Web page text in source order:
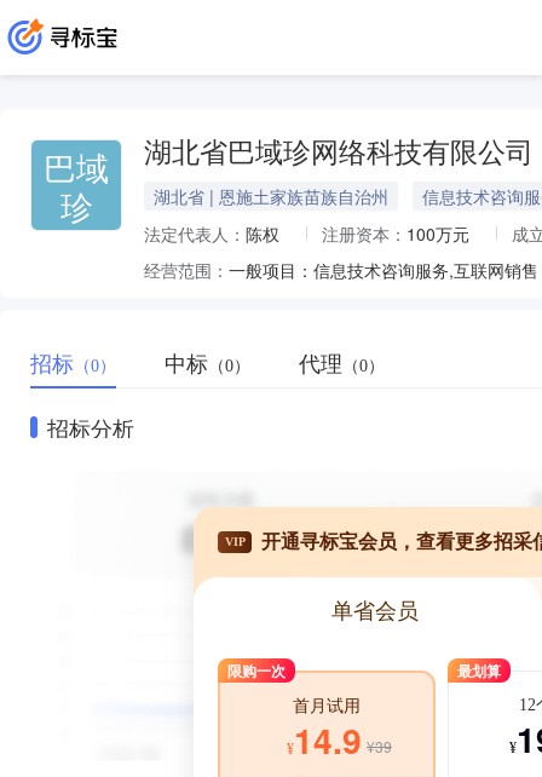
巴域
珍
湖北省巴域珍网络科技有限公司
湖北省 | 恩施土家族苗族自治州
信息技术咨询
法定代表人： 陈权 注册资本： 100万元
成
经营范围：
招标 （0） 中标 （0） 代理 （0）
招标分析
VIP 开通寻标宝会员，查看更多招采
单省会员
限购一次
首月试用
¥14.9 ¥39
最划算
12
¥